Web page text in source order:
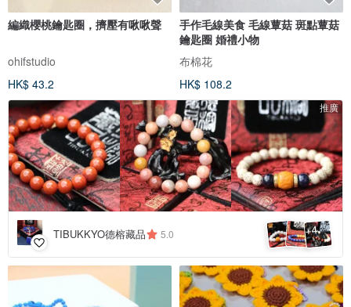
編織櫻桃鑰匙圈，擠壓有啾啾聲
ohifstudio
HK$ 43.2
手作毛線美食 毛線蕈菇 斑點蕈菇
鑰匙圈 婚禮小物
布棉花
HK$ 108.2
推廣
TIBUKKYO德榕藏品 5.0 +4